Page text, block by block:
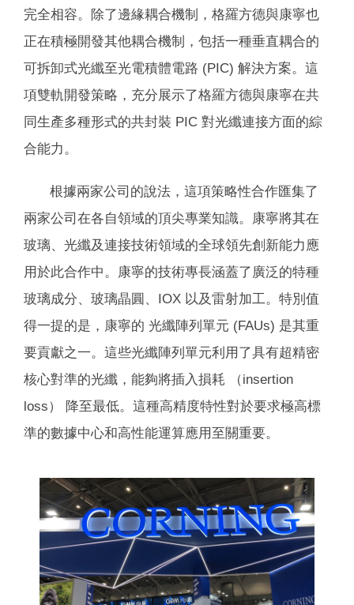
完全相容。除了邊緣耦合機制，格羅方德與康寧也
正在積極開發其他耦合機制，包括一種垂直耦合的
可拆卸式光纖至光電積體電路 (PIC) 解決方案。這
項雙軌開發策略，充分展示了格羅方德與康寧在共
同生產多種形式的共封裝 PIC 對光纖連接方面的綜
合能力。
根據兩家公司的說法，這項策略性合作匯集了
兩家公司在各自領域的頂尖專業知識。康寧將其在
玻璃、光纖及連接技術領域的全球領先創新能力應
用於此合作中。康寧的技術專長涵蓋了廣泛的特種
玻璃成分、玻璃晶圓、IOX 以及雷射加工。特別值
得一提的是，康寧的 光纖陣列單元 (FAUs) 是其重
要貢獻之一。這些光纖陣列單元利用了具有超精密
核心對準的光纖，能夠將插入損耗 （insertion
loss） 降至最低。這種高精度特性對於要求極高標
準的數據中心和高性能運算應用至關重要。